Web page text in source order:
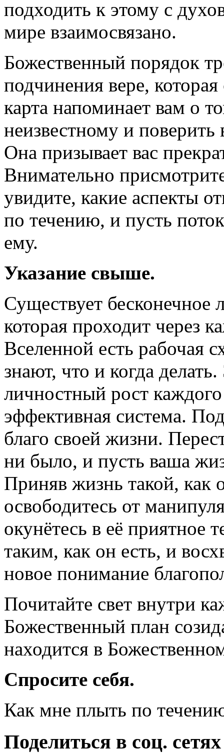
подходить к этому с
мире взаимосвязано.
Божественный порядок
подчинения вере,
карта напоминает вам о
неизвестному и
Она призывает вас
Внимательно
увидите, какие аспекты
по течению, и пусть
ему.
Указание свыше.
Существует бесконечное
которая проходит через
Вселенной есть рабочая
знают, что и когда
личностный рост
эффективная система.
благо своей жизни.
ни было, и пусть ваша
Приняв жизнь такой, как
освободитесь от
окунётесь в её приятное
таким, как он есть, и
новое понимание
Почитайте свет внутри
Божественный план
находится в
Спросите себя.
Как мне плыть по
Поделиться в соц. сетях